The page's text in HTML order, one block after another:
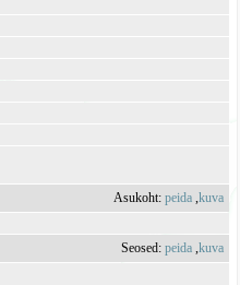
Asukoht:peida ,kuva
Seosed:peida ,kuva